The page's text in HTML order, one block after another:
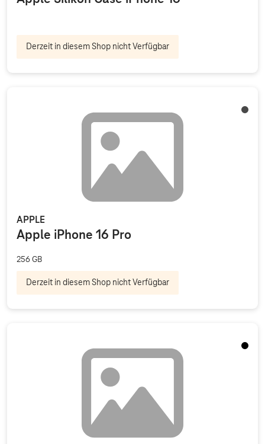
Derzeit in diesem Shop nicht Verfügbar
Titan
APPLE
Apple iPhone 16 Pro
256 GB
Derzeit in diesem Shop nicht Verfügbar
Black